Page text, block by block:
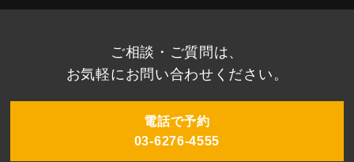
ご相談・ご質問は、
お気軽にお問い合わせください。
電話で予約
03-6276-4555